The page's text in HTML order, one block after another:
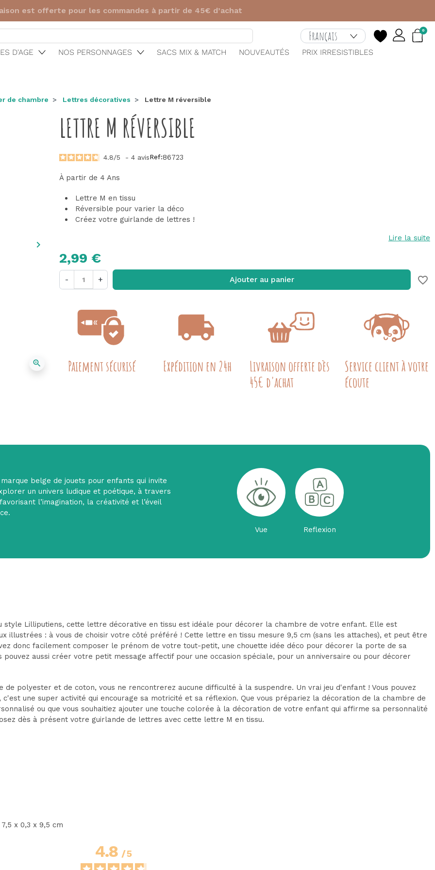
? Dès 15€ d'achat, 1 hochet de dentition offert avec le code
0
D'AGE NOS PERSONNAGES SACS MIX & MATCH NOUVEAUTÉS PRIX IRRESISTIBLES
de chambre Lettres décoratives Lettre M réversible
Suivant
keyboard_arrow_right
zoom_in
LETTRE M RÉVERSIBLE
4.8/5 - 4 avisRef:86723
À partir de 4 Ans
Lettre M en tissu
Réversible pour varier la déco
Créez votre guirlande de lettres !
Lire la suite
2,99 €
- + Ajouter au panier favorite_border
Paiement sécurisé Expédition en 24h
Livraison offerte dès
45€ d'achat
Service client à votre
écoute
belge de jouets pour enfants qui invite
un univers ludique et poétique, à travers
l’imagination, la créativité et l’éveil
Vue
Reflexion
style Lilliputiens, cette lettre décorative en tissu est idéale pour décorer la chambre de votre enfant. Elle est
illustrées : à vous de choisir votre côté préféré ! Cette lettre en tissu mesure 9,5 cm (sans les attaches), et peut être
donc facilement composer le prénom de votre tout-petit, une chouette idée déco pour décorer la porte de sa
aussi créer votre petit message affectif pour une occasion spéciale, pour un anniversaire ou pour décorer
polyester et de coton, vous ne rencontrerez aucune difficulté à la suspendre. Un vrai jeu d'enfant ! Vous pouvez
une super activité qui encourage sa motricité et sa réflexion. Que vous prépariez la décoration de la chambre de
ou que vous souhaitiez ajouter une touche colorée à la décoration de votre enfant qui affirme sa personnalité
dès à présent votre guirlande de lettres avec cette lettre M en tissu.
7,5 x 0,3 x 9,5 cm
4.8/5